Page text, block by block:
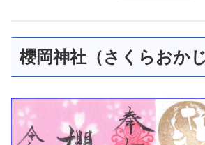
櫻岡神社（さくらおか